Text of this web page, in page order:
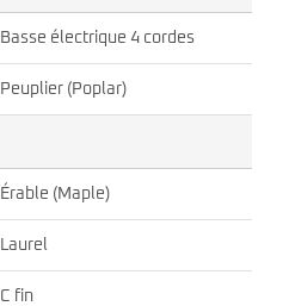
Basse électrique 4 cordes
Peuplier (Poplar)
Érable (Maple)
Laurel
C fin